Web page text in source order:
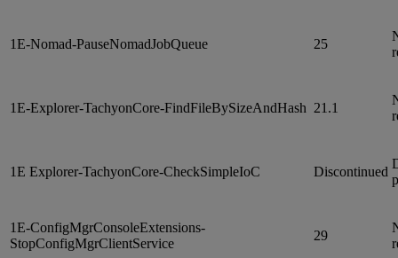
1E-Nomad-PauseNomadJobQueue 25
1E-Explorer-TachyonCore-FindFileBySizeAndHash 21.1
1E Explorer-TachyonCore-CheckSimpleIoC Discontinued
1E-ConfigMgrConsoleExtensions-
StopConfigMgrClientService
29